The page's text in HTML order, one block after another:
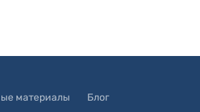
материалы Блог